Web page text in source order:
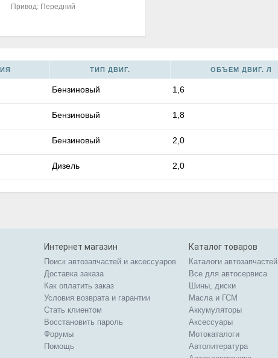
Привод: Передний
ТИП ДВИГ. ОБЪЕМ ДВИГ. Л
Бензиновый 1,6
Бензиновый 1,8
Бензиновый 2,0
Дизель 2,0
Интернет магазин
Поиск автозапчастей и аксессуаров
Доставка заказа
Как оплатить заказ
Условия возврата и гарантии
Стать клиентом
Восстановить пароль
Форумы
Помощь
Каталог товаров
Каталоги автозапчастей
Все для автосервиса
Шины, диски
Масла и ГСМ
Аккумуляторы
Аксессуары
Мотокаталоги
Автолитература